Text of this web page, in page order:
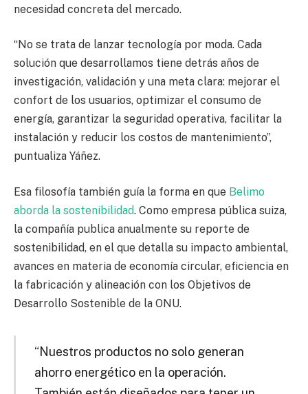
necesidad concreta del mercado.
“No se trata de lanzar tecnología por moda. Cada
solución que desarrollamos tiene detrás años de
investigación, validación y una meta clara: mejorar el
confort de los usuarios, optimizar el consumo de
energía, garantizar la seguridad operativa, facilitar la
instalación y reducir los costos de mantenimiento”,
puntualiza Yáñez.
Esa filosofía también guía la forma en que Belimo
aborda la sostenibilidad. Como empresa pública suiza,
la compañía publica anualmente su reporte de
sostenibilidad, en el que detalla su impacto ambiental,
avances en materia de economía circular, eficiencia en
la fabricación y alineación con los Objetivos de
Desarrollo Sostenible de la ONU.
“Nuestros productos no solo generan
ahorro energético en la operación.